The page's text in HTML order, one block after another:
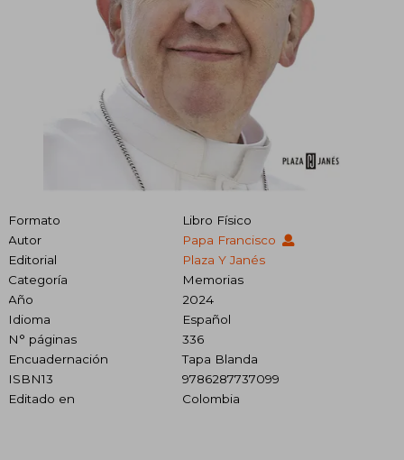
Formato
Libro Físico
Autor
Papa Francisco
Editorial
Plaza Y Janés
Categoría
Memorias
Año
2024
Idioma
Español
N° páginas
336
Encuadernación
Tapa Blanda
ISBN13
9786287737099
Editado en
Colombia